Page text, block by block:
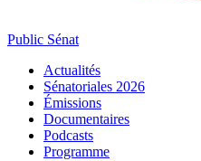
Public Sénat
Actualités
Sénatoriales 2026
Émissions
Documentaires
Podcasts
Programme